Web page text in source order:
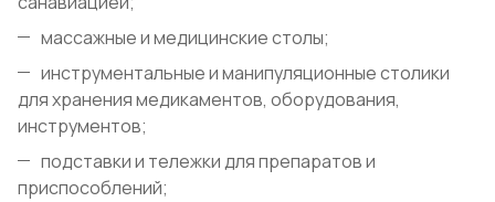
массажные и медицинские столы;
инструментальные и манипуляционные столики
для хранения медикаментов, оборудования,
инструментов;
подставки и тележки для препаратов и
приспособлений;